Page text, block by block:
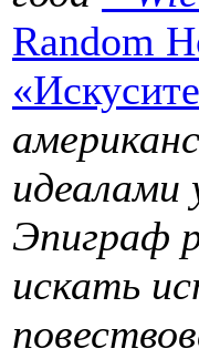
Random
идеалами
Эпиграф
искать